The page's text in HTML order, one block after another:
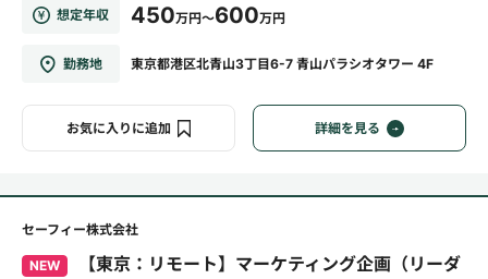
想定年収 450万円～600万円
勤務地 東京都港区北青山3丁目6-7 青山パラシオタワー 4F
お気に入りに追加 詳細を見る
セーフィー株式会社
NEW
【東京：リモート】マーケティング企画（リーダ